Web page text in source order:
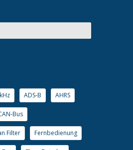
ADS-B AHRS
Bus
Filter Fernbedienung